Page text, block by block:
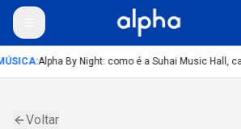
:Alpha By Night: como é a Suhai Music Hall,
Voltar